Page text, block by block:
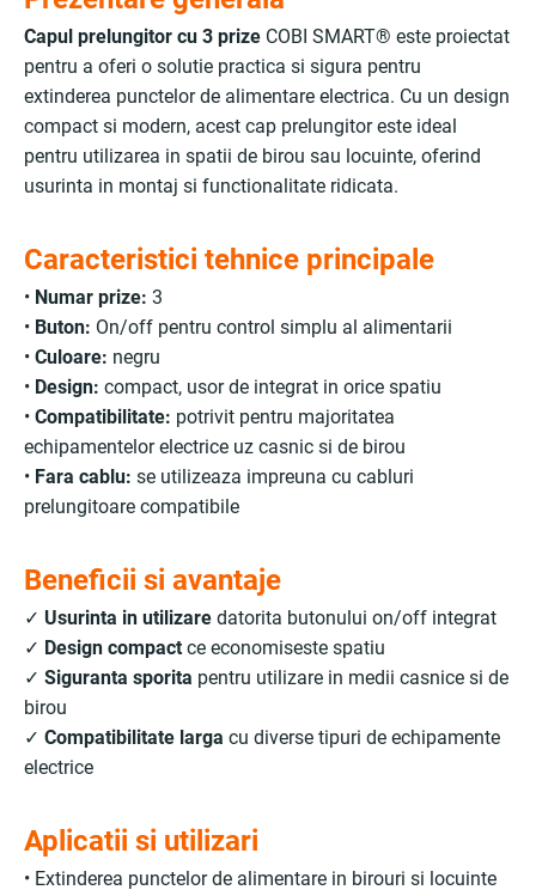
Capul prelungitor cu 3 prize COBI SMART® este proiectat
pentru a oferi o solutie practica si sigura pentru
extinderea punctelor de alimentare electrica. Cu un design
compact si modern, acest cap prelungitor este ideal
pentru utilizarea in spatii de birou sau locuinte, oferind
usurinta in montaj si functionalitate ridicata.
Caracteristici tehnice principale
• Numar prize: 3
• Buton: On/off pentru control simplu al alimentarii
• Culoare: negru
• Design: compact, usor de integrat in orice spatiu
• Compatibilitate: potrivit pentru majoritatea
echipamentelor electrice uz casnic si de birou
• Fara cablu: se utilizeaza impreuna cu cabluri
prelungitoare compatibile
Beneficii si avantaje
✓ Usurinta in utilizare datorita butonului on/off integrat
✓ Design compact ce economiseste spatiu
✓ Siguranta sporita pentru utilizare in medii casnice si de
birou
✓ Compatibilitate larga cu diverse tipuri de echipamente
electrice
Aplicatii si utilizari
• Extinderea punctelor de alimentare in birouri si locuinte